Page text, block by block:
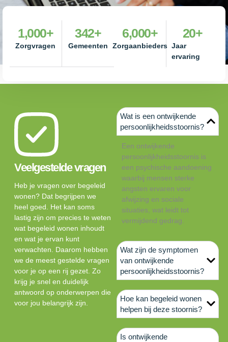
Zorgvragen
1,000+
Gemeenten
342+
Zorgaanbieders
6,000+
Jaar
ervaring
20+
Veelgestelde vragen
Heb je vragen over begeleid
wonen? Dat begrijpen we
heel goed. Het kan soms
lastig zijn om precies te weten
wat begeleid wonen inhoudt
en wat je ervan kunt
verwachten. Daarom hebben
we de meest gestelde vragen
voor je op een rij gezet. Zo
krijg je snel en duidelijk
antwoord op onderwerpen die
voor jou belangrijk zijn.
Wat is een ontwijkende
persoonlijkheidsstoornis?
Een ontwijkende
persoonlijkheidsstoornis is
een psychische aandoening
waarbij mensen sterke
angsten ervaren voor
afwijzing en sociale
situaties, wat leidt tot
vermijdend gedrag.
Wat zijn de symptomen
van ontwijkende
persoonlijkheidsstoornis?
Hoe kan begeleid wonen
helpen bij deze stoornis?
Is ontwijkende